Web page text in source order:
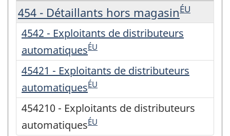
454 - Détaillants hors magasinÉU
4542 - Exploitants de distributeurs
automatiquesÉU
45421 - Exploitants de distributeurs
automatiquesÉU
454210 - Exploitants de distributeurs
automatiquesÉU